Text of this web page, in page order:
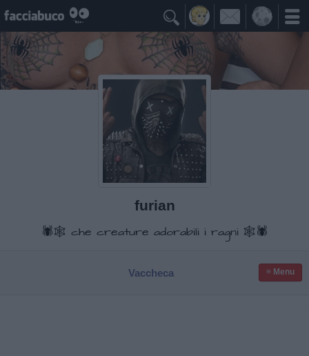

furian
🕷️🕸️ che creature adorabili i ragni 🕸️🕷️
Vaccheca ≡ Menu